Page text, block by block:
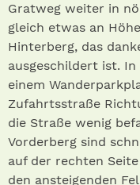
Gratweg weiter in
gleich etwas an
Hinterberg, das
ausgeschildert ist.
einem
Zufahrtsstraße
die Straße wenig
Vorderberg sind
auf der rechten
den ansteigenden